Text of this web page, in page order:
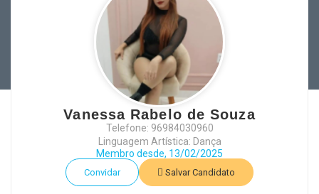
Vanessa Rabelo de Souza
Telefone: 96984030960
Linguagem Artística: Dança
Membro desde, 13/02/2025
Convidar Salvar Candidato